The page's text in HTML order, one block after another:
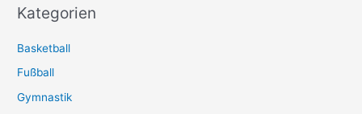
Kategorien
Basketball
Fußball
Gymnastik